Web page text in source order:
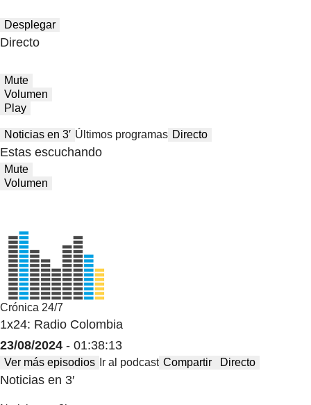
Desplegar
Directo
Mute
Volumen
Play
Noticias en 3′ Últimos programas Directo
Estas escuchando
Mute
Volumen
Crónica 24/7
1x24: Radio Colombia
23/08/2024 - 01:38:13
Ver más episodios Ir al podcast Compartir Directo
Noticias en 3′